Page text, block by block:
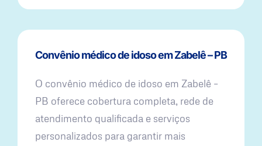
Convênio médico de idoso em Zabelê – PB
O convênio médico de idoso em Zabelê –
PB oferece cobertura completa, rede de
atendimento qualificada e serviços
personalizados para garantir mais